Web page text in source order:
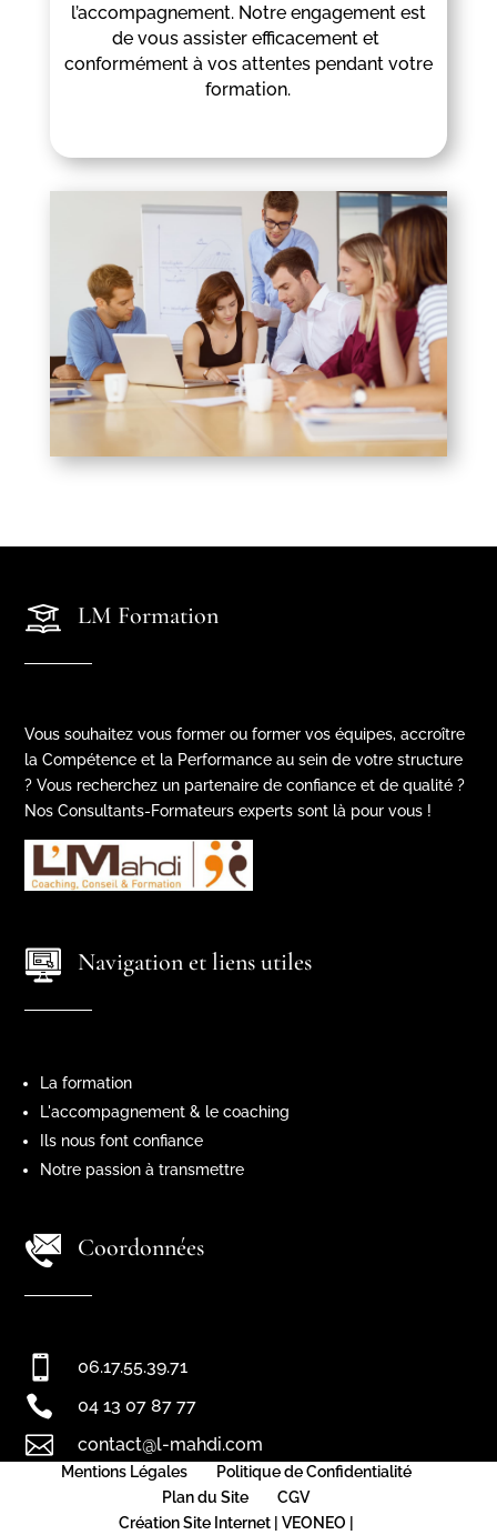
l’accompagnement. Notre engagement est
de vous assister efficacement et
conformément à vos attentes pendant votre
formation.
LM Formation
Vous souhaitez vous former ou former vos équipes, accroître
la Compétence et la Performance au sein de votre structure
? Vous recherchez un partenaire de confiance et de qualité ?
Nos Consultants-Formateurs experts sont là pour vous !
Navigation et liens utiles
La formation
L'accompagnement & le coaching
Ils nous font confiance
Notre passion à transmettre
Coordonnées
 06.17.55.39.71
 04 13 07 87 77
 contact@l-mahdi.com
Mentions Légales
Politique de Confidentialité
Plan du Site
CGV
Création Site Internet | VEONEO |